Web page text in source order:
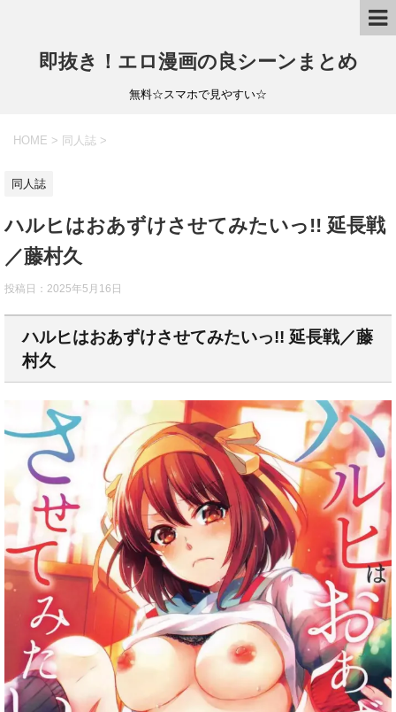
即抜き！エロ漫画の良シーンまとめ
無料☆スマホで見やすい☆
HOME > 同人誌 >
同人誌
ハルヒはおあずけさせてみたいっ!! 延長戦
／藤村久
投稿日： 2025年5月16日
ハルヒはおあずけさせてみたいっ!! 延長戦／藤
村久